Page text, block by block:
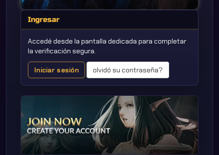
Ingresar
Accedé desde la pantalla dedicada para completar
la verificación segura.
Iniciar sesión olvidó su contraseña?